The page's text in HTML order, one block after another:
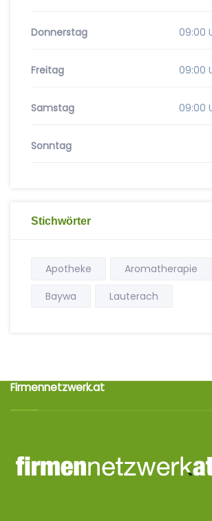
Donnerstag 09:00
Freitag 09:00
Samstag 09:00
Sonntag
Stichwörter
Apotheke
Aromatherapie
Baywa
Lauterach
Firmennetzwerk.at